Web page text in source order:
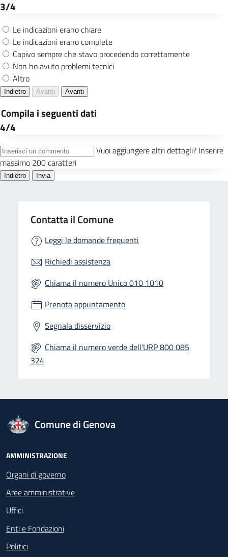
Contatta il Comune
Leggi le domande frequenti
Richiedi assistenza
Chiama il numero Unico 010 1010
Prenota appuntamento
Segnala disservizio
Chiama il numero verde dell'URP 800 085
324
logo Unione Europea
Comune di Genova
Footer - Navigazione
AMMINISTRAZIONE
Organi di governo
Aree amministrative
Uffici
Enti e Fondazioni
Politici